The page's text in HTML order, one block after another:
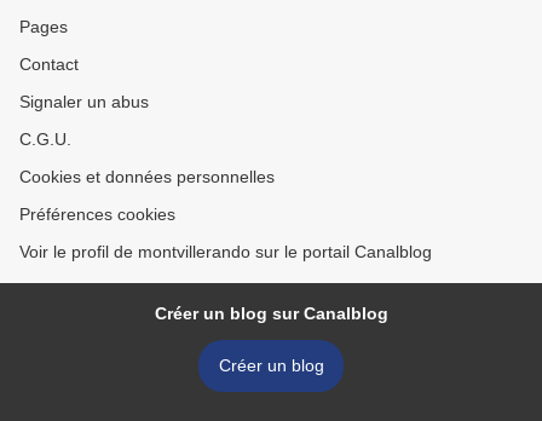
Pages
Contact
Signaler un abus
C.G.U.
Cookies et données personnelles
Préférences cookies
Voir le profil de montvillerando sur le portail Canalblog
Créer un blog sur Canalblog
Créer un blog